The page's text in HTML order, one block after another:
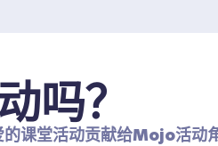
吗？
课堂活动贡献给Mojo活动